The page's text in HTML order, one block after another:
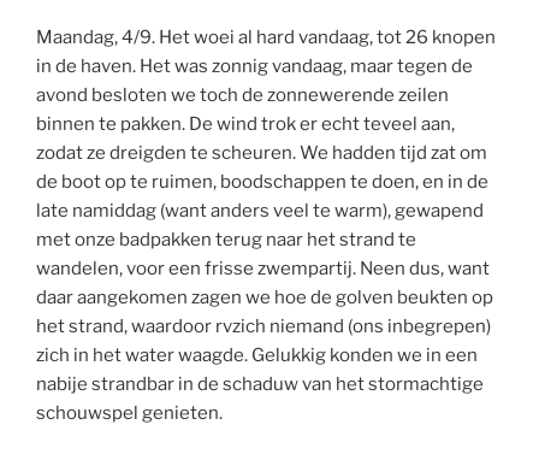
Maandag, 4/9. Het woei al hard vandaag, tot 26 knopen
in de haven. Het was zonnig vandaag, maar tegen de
avond besloten we toch de zonnewerende zeilen
binnen te pakken. De wind trok er echt teveel aan,
zodat ze dreigden te scheuren. We hadden tijd zat om
de boot op te ruimen, boodschappen te doen, en in de
late namiddag (want anders veel te warm), gewapend
met onze badpakken terug naar het strand te
wandelen, voor een frisse zwempartij. Neen dus, want
daar aangekomen zagen we hoe de golven beukten op
het strand, waardoor rvzich niemand (ons inbegrepen)
zich in het water waagde. Gelukkig konden we in een
nabije strandbar in de schaduw van het stormachtige
schouwspel genieten.